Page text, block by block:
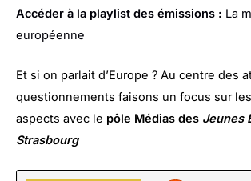
Accéder à la playlist des émissions : La
européenne
Et si on parlait d’Europe ? Au centre des
questionnements faisons un focus sur
aspects avec le pôle Médias des Jeunes
Strasbourg